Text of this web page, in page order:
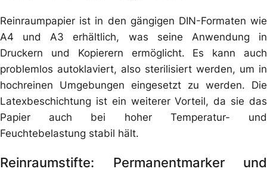
Reinraumpapier ist in den gängigen DIN-Formaten wie
A4 und A3 erhältlich, was seine Anwendung in
Druckern und Kopierern ermöglicht. Es kann auch
problemlos autoklaviert, also sterilisiert werden, um in
hochreinen Umgebungen eingesetzt zu werden. Die
Latexbeschichtung ist ein weiterer Vorteil, da sie das
Papier auch bei hoher Temperatur- und
Feuchtebelastung stabil hält.
Reinraumstifte: Permanentmarker und